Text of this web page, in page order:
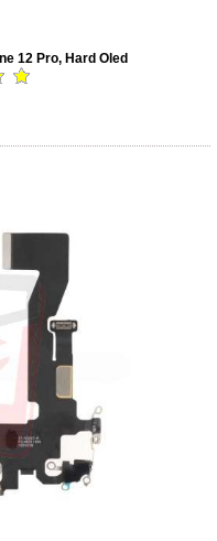
12 Pro, Hard Oled